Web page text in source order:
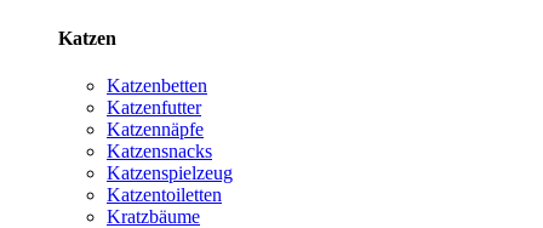
Katzen
Katzenbetten
Katzenfutter
Katzennäpfe
Katzensnacks
Katzenspielzeug
Katzentoiletten
Kratzbäume